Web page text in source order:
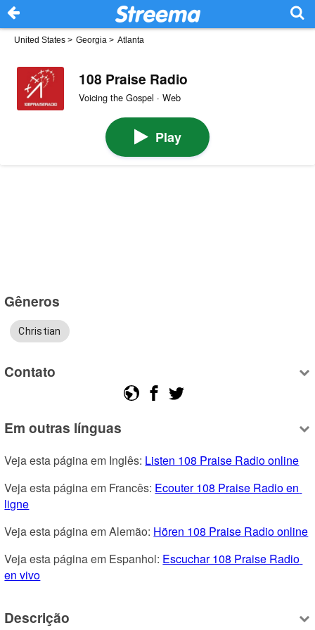
United States > Georgia > Atlanta
108 Praise Radio
Voicing the Gospel · Web
Play
Gêneros
Christian
Contato
Em outras línguas
Veja esta página em Inglês: Listen 108 Praise Radio online
Veja esta página em Francês: Ecouter 108 Praise Radio en
ligne
Veja esta página em Alemão: Hören 108 Praise Radio online
Veja esta página em Espanhol: Escuchar 108 Praise Radio
en vivo
Descrição